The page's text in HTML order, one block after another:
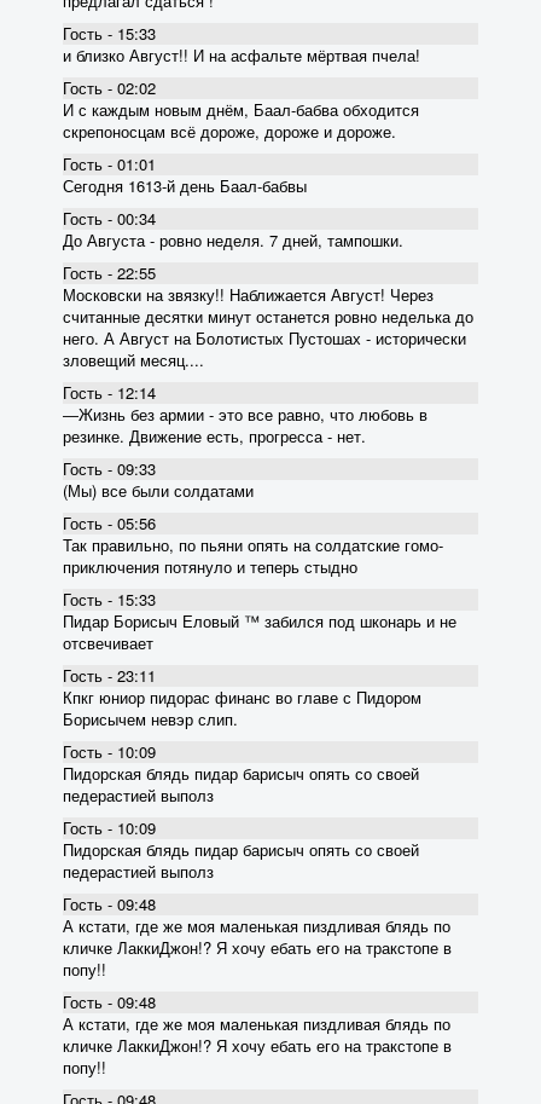
Гость - 15:33
и близко Август!! И на асфальте мёртвая пчела!
Гость - 02:02
И с каждым новым днём, Баал-бабва обходится
скрепоносцам всё дороже, дороже и дороже.
Гость - 01:01
Сегодня 1613-й день Баал-бабвы
Гость - 00:34
До Августа - ровно неделя. 7 дней, тампошки.
Гость - 22:55
Московски на звязку!! Наближается Август! Через
считанные десятки минут останется ровно неделька до
него. А Август на Болотистых Пустошах - исторически
зловещий месяц....
Гость - 12:14
―Жизнь без армии - это все равно, что любовь в
резинке. Движение есть, прогресса - нет.
Гость - 09:33
(Мы) все были солдатами
Гость - 05:56
Так правильно, по пьяни опять на солдатские гомо-
приключения потянуло и теперь стыдно
Гость - 15:33
Пидар Борисыч Еловый ™ забился под шконарь и не
отсвечивает
Гость - 23:11
Кпкг юниор пидорас финанс во главе с Пидором
Борисычем невэр слип.
Гость - 10:09
Пидорская блядь пидар барисыч опять со своей
педерастией выполз
Гость - 10:09
Пидорская блядь пидар барисыч опять со своей
педерастией выполз
Гость - 09:48
А кстати, где же моя маленькая пиздливая блядь по
кличке ЛаккиДжон!? Я хочу ебать его на тракстопе в
попу!!
Гость - 09:48
А кстати, где же моя маленькая пиздливая блядь по
кличке ЛаккиДжон!? Я хочу ебать его на тракстопе в
попу!!